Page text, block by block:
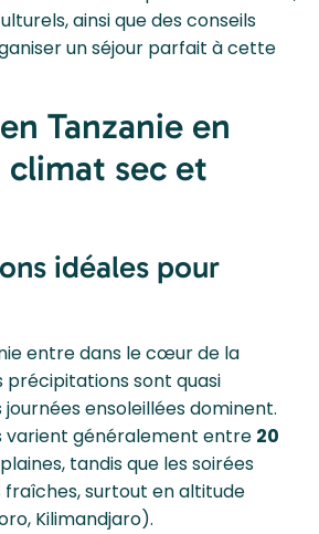
ainsi que des conseils
un séjour parfait à cette
Tanzanie en
sec et
idéales pour
entre dans le cœur de la
précipitations sont quasi
ensoleillées dominent.
varient généralement entre 20
tandis que les soirées
surtout en altitude
Kilimandjaro).